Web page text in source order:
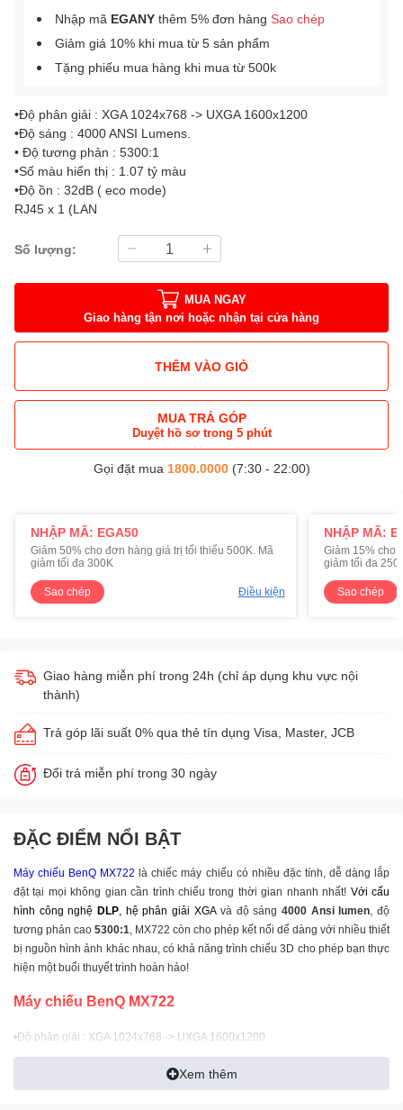
Nhập mã EGANY thêm 5% đơn hàng Sao chép
Giảm giá 10% khi mua từ 5 sản phẩm
Tặng phiếu mua hàng khi mua từ 500k
•Độ phân giải : XGA 1024x768 -> UXGA 1600x1200
•Độ sáng : 4000 ANSI Lumens.
• Độ tương phản : 5300:1
•Số màu hiển thị : 1.07 tỷ màu
•Độ ồn : 32dB ( eco mode)
RJ45 x 1 (LAN
Số lượng:
MUA NGAY
Giao hàng tận nơi hoặc nhận tại cửa hàng
THÊM VÀO GIỎ
MUA TRẢ GÓP
Duyệt hồ sơ trong 5 phút
Gọi đặt mua 1800.0000(7:30 - 22:00)
NHẬP MÃ: EGA50
Giảm 50% cho đơn hàng giá trị tối thiểu 500K. Mã
giảm tối đa 300K
Sao chép Điều kiện
NHẬP MÃ:
Giảm 15% cho
giảm tối đa
Sao chép
Giao hàng miễn phí trong 24h (chỉ áp dụng khu vực nội
thành)
Trả góp lãi suất 0% qua thẻ tín dụng Visa, Master, JCB
Đổi trả miễn phí trong 30 ngày
ĐẶC ĐIỂM NỔI BẬT
Máy chiếu BenQ MX722 là chiếc máy chiếu có nhiều đặc tính, dễ dàng lắp
đặt tại mọi không gian cần trình chiếu trong thời gian nhanh nhất! Với cấu
hình công nghệ DLP, hệ phân giải XGA và độ sáng4000 Ansi lumen, độ
tương phản cao 5300:1, MX722 còn cho phép kết nối dể dàng với nhiều thiết
bị nguồn hình ảnh khác nhau, có khả năng trình chiếu 3D cho phép bạn thực
hiện một buổi thuyết trình hoàn hảo!
Máy chiếu BenQ MX722
•Độ phân giải : XGA 1024x768 -> UXGA 1600x1200
•Độ sáng : 4000 ANSI Lumens.
•Số màu hiển thị : 1.07 tỷ màu
Xem thêm